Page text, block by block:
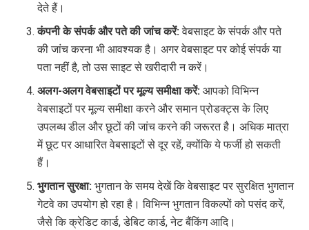
देते हैं।
कंपनी के संपर्क और पते की जांच करें: वेबसाइट के संपर्क और पते
की जांच करना भी आवश्यक है। अगर वेबसाइट पर कोई संपर्क या
पता नहीं है, तो उस साइट से खरीदारी न करें।
अलग-अलग वेबसाइटों पर मूल्य समीक्षा करें: आपको विभिन्न
वेबसाइटों पर मूल्य समीक्षा करने और समान प्रोडक्ट्स के लिए
उपलब्ध डील और छूटों की जांच करने की जरूरत है। अधिक मात्रा
में छूट पर आधारित वेबसाइटों से दूर रहें, क्योंकि ये फर्जी हो सकती
हैं।
भुगतान सुरक्षा: भुगतान के समय देखें कि वेबसाइट पर सुरक्षित भुगतान
गेटवे का उपयोग हो रहा है। विभिन्न भुगतान विकल्पों को पसंद करें,
जैसे कि क्रेडिट कार्ड, डेबिट कार्ड, नेट बैंकिंग आदि।